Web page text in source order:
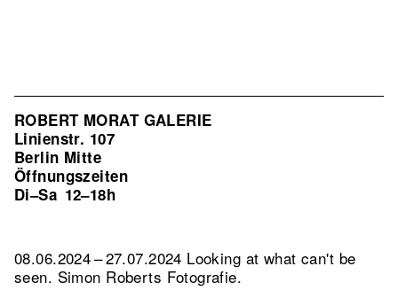
ROBERT MORAT GALERIE
Linienstr. 107
Berlin Mitte
Öffnungszeiten
Di–Sa 12–18h
08.06.2024 – 27.07.2024 Looking at what can't be
seen. Simon Roberts Fotografie.